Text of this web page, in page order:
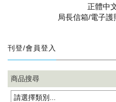
正體中
局長信箱/電子護
刊登/會員登入
商品搜尋
請選擇類別...